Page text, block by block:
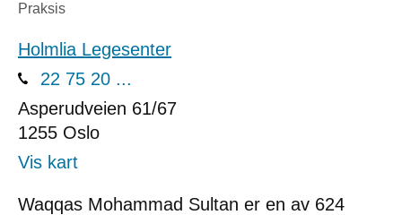
Praksis
Holmlia Legesenter
22 75 20 ...
Asperudveien 61/67
1255 Oslo
Vis kart
Waqqas Mohammad Sultan er en av 624